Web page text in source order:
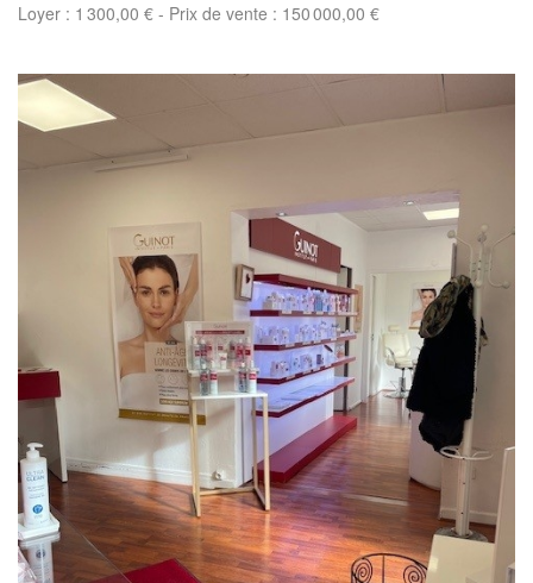
Loyer : 1 300,00 € - Prix de vente : 150 000,00 €